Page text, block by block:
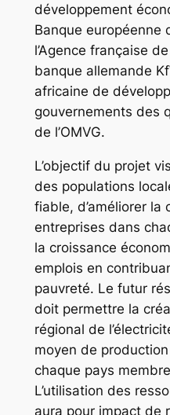
développement
Banque européenne
l’Agence française
banque allemande
africaine de
gouvernements des
de l’OMVG.
L’objectif du projet
des populations
fiable, d’améliorer la
entreprises dans
la croissance
emplois en
pauvreté. Le futur
doit permettre la
régional de
moyen de
chaque pays
L’utilisation des
aura pour impact de